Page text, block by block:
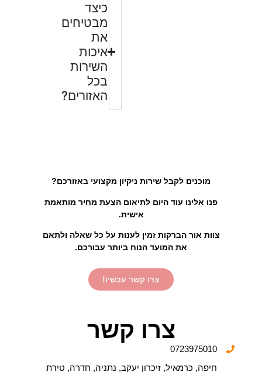
כיצד
מבטיחים
את
איכות
השירות
בכל
האזורים?
מוכנים לקבל שירות ניקיון מקצועי באזורכם?
פנו אלינו עוד היום לתיאום הצעת מחיר מותאמת
אישית.
צוות אור הברקות זמין לענות על כל שאלה ולתאם
את המועד הנוח ביותר עבורכם.
צרו קשר עכשיו!
צרו קשר
0723975010
חיפה, כרמאיל, זיכרון יעקב, נתניה, חדרה, טירת